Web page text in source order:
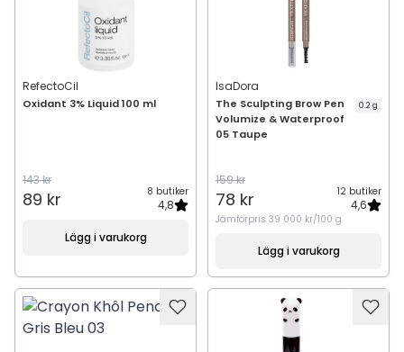
RefectoCil
Oxidant 3% Liquid 100 ml
143 kr
89 kr 8 butiker
4,8
Lägg i varukorg
IsaDora
The Sculpting Brow Pen
Volumize & Waterproof
05 Taupe
0.2 g
159 kr
78 kr 12 butiker
4,6
Jämförpris 39 000 kr/100 g
Lägg i varukorg